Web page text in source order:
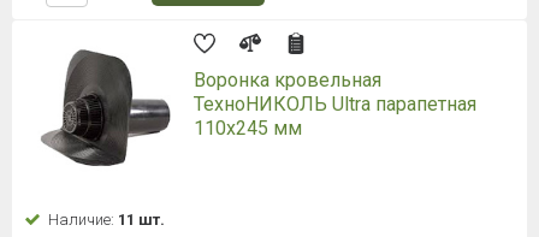
Воронка кровельная
ТехноНИКОЛЬ Ultra парапетная
110х245 мм
Наличие: 11 шт.